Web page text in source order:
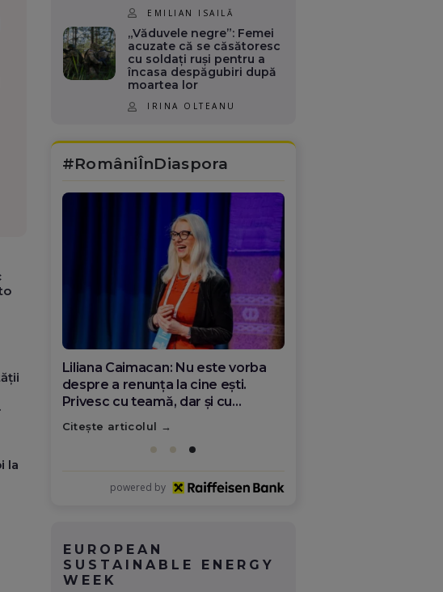
la
EMILIAN ISAILĂ
„Văduvele negre”: Femei
acuzate că se căsătoresc
cu soldați ruși pentru a
încasa despăgubiri după
moartea lor
IRINA OLTEANU
#RomâniÎnDiaspora
Diana Olar, românca de la Google
care demonstrează că diaspora
poate schimba România
Citește articolul
powered by
EUROPEAN
SUSTAINABLE ENERGY
WEEK